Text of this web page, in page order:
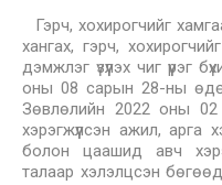
Гэрч, хохирогчийг
хангах, гэрч,
дэмжлэг үзүүлэх чиг
оны 08 сарын 28-ны
Зөвлөлийн 2022 оны
хэрэгжүүлсэн ажил, арга
болон цаашид авч
талаар хэлэлцсэн